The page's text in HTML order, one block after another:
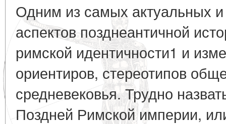
Одним из самых актуальных
аспектов позднеантичной
римской идентичности1 и
ориентиров, стереотипов
средневековья. Трудно
Поздней Римской империи,